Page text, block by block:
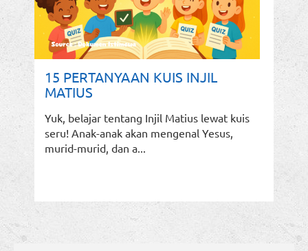
15 PERTANYAAN KUIS INJIL
MATIUS
Yuk, belajar tentang Injil Matius lewat kuis
seru! Anak-anak akan mengenal Yesus,
murid-murid, dan a...